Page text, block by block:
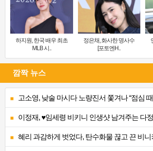
하지원, 한국 배우 최초
MLB 시..
정은채, 화사한 명사수
[포토엔H..
깜짝 뉴스
고소영, 낮술 마시다 노량진서 쫓겨나 “점심
이정재, ♥임세령 비키니 인생샷 남겨주는 다
혜리 과감하게 벗었다, 탄수화물 끊고 끈 비니